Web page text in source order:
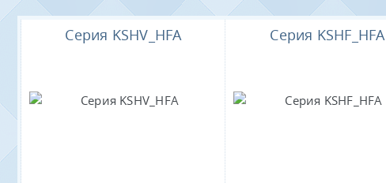
Серия KSHV_HFA Серия KSHF_HFA